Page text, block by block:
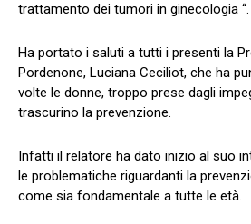
trattamento dei tumori in ginecologia “.
Ha portato i saluti a tutti i presenti la
Pordenone, Luciana Ceciliot, che ha
volte le donne, troppo prese dagli
trascurino la prevenzione.
Infatti il relatore ha dato inizio al suo
le problematiche riguardanti la
come sia fondamentale a tutte le età.